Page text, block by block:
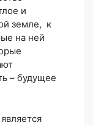
и
земле, к
на ней
– будущее